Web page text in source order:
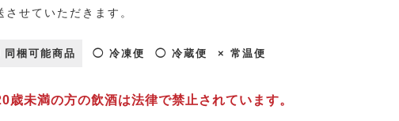
させていただきます。
同梱可能商品 ◯ 冷凍便 ◯ 冷蔵便 × 常温便
歳未満の方の飲酒は法律で禁止されています。